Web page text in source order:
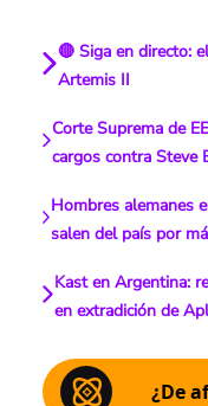
🔴 Siga en directo:
Artemis II
Corte Suprema de
cargos contra Steve
Hombres alemanes
salen del país por
Kast en Argentina:
en extradición de
¿De